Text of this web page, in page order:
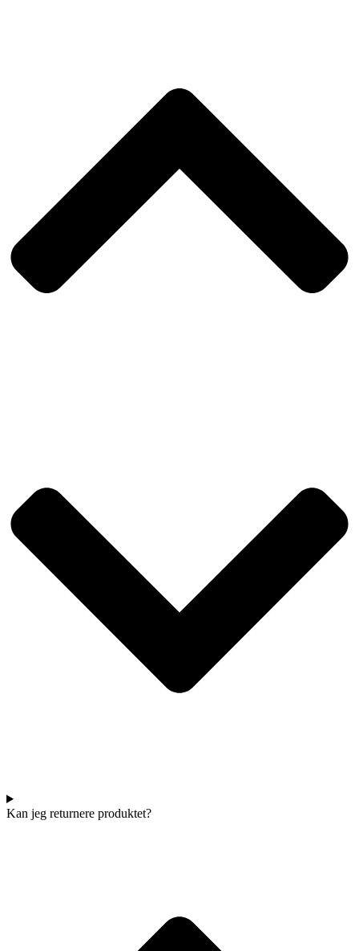
Kan jeg returnere produktet?